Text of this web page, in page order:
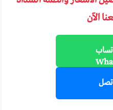
الآن